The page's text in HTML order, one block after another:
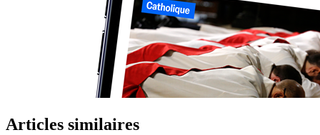
Articles similaires